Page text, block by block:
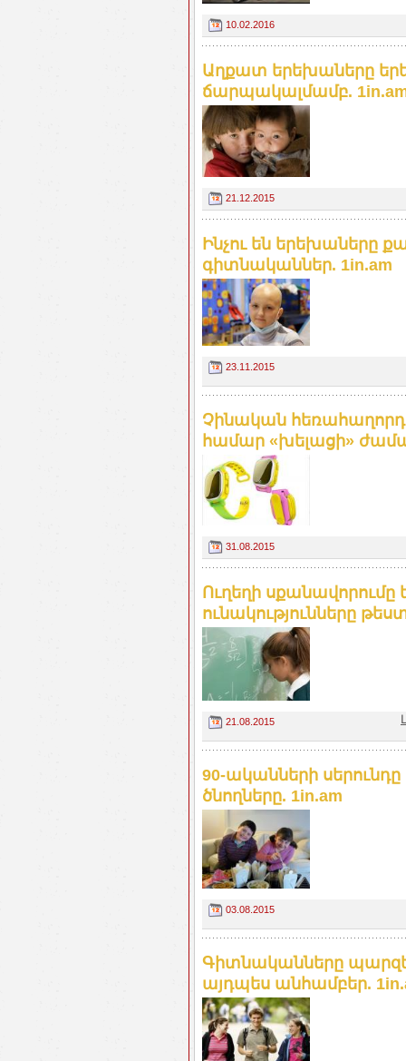
10.02.2016
Աղքատ երեխաները
ճարպակալմամբ.
21.12.2015
Ինչու են երեխաները
գիտնականներ. 1in.am
23.11.2015
Չինական
համար «խելացի»
31.08.2015
Ուղեղի
ունակությունները
21.08.2015
90-ականների
ծնողները. 1in.am
03.08.2015
Գիտնականները
այդպես անհամբեր.